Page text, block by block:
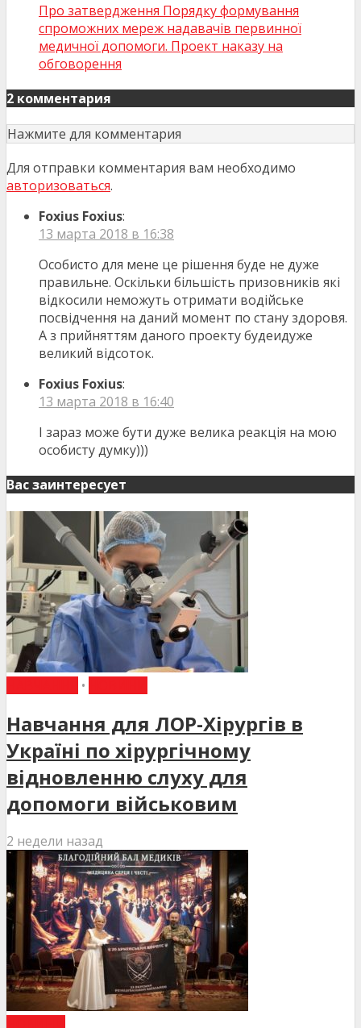
Про затвердження Порядку формування
спроможних мереж надавачів первинної
медичної допомоги. Проект наказу на
обговорення
2 комментария
Нажмите для комментария
Для отправки комментария вам необходимо
авторизоваться.
Foxius Foxius:
13 марта 2018 в 16:38
Особисто для мене це рішення буде не дуже
правильне. Оскільки більшість призовників які
відкосили неможуть отримати водійське
посвідчення на даний момент по стану здоровя.
А з прийняттям даного проекту будеидуже
великий відсоток.
Foxius Foxius:
13 марта 2018 в 16:40
І зараз може бути дуже велика реакція на мою
особисту думку)))
Вас заинтересует
•
Навчання для ЛОР-Хірургів в
Україні по хірургічному
відновленню слуху для
допомоги військовим
2 недели назад